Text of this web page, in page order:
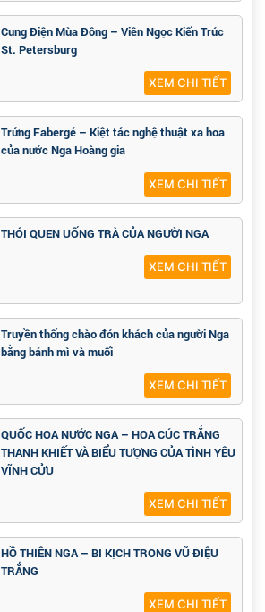
Cung Điện Mùa Đông – Viên Ngọc Kiến Trúc
St. Petersburg
XEM CHI TIẾT
Trứng Fabergé – Kiệt tác nghệ thuật xa hoa
của nước Nga Hoàng gia
XEM CHI TIẾT
THÓI QUEN UỐNG TRÀ CỦA NGƯỜI NGA
XEM CHI TIẾT
Truyền thống chào đón khách của người Nga
bằng bánh mì và muối
XEM CHI TIẾT
QUỐC HOA NƯỚC NGA – HOA CÚC TRẮNG
THANH KHIẾT VÀ BIỂU TƯỢNG CỦA TÌNH YÊU
VĨNH CỬU
XEM CHI TIẾT
HỒ THIÊN NGA – BI KỊCH TRONG VŨ ĐIỆU
TRẮNG
XEM CHI TIẾT